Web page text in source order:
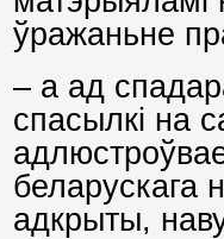
ўражаньне
– а ад
спасылкі на
беларускага
адкрыты,